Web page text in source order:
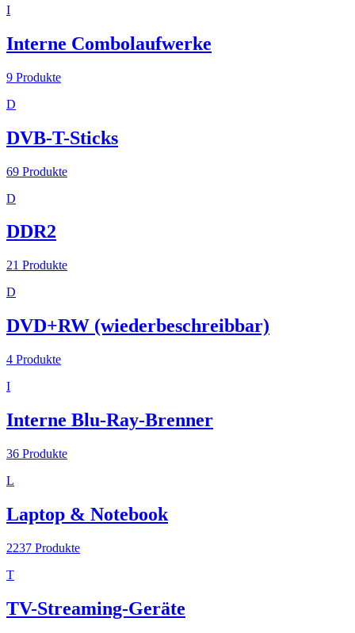
I
Interne Combolaufwerke
9 Produkte
D
DVB-T-Sticks
69 Produkte
D
DDR2
21 Produkte
D
DVD+RW (wiederbeschreibbar)
4 Produkte
I
Interne Blu-Ray-Brenner
36 Produkte
L
Laptop & Notebook
2237 Produkte
T
TV-Streaming-Geräte